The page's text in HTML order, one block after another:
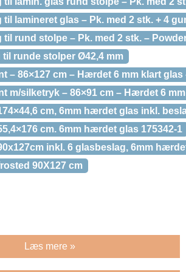
til lamineret glas – Pk. med 2 stk. + 4
til rund stolpe – Pk. med 2 stk. –
til runde stolper Ø42,4 mm
– 86×127 cm – Hærdet 6 mm klart glas
m/silketryk – 86×91 cm – Hærdet 6
cm, 6mm hærdet glas inkl.
cm. 6mm hærdet glas 175342-1
inkl. 6 glasbeslag, 6mm
90X127 cm
Læs mere »